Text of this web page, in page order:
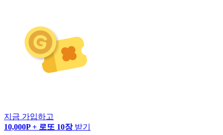
지금 가입하고
10,000P + 로또 10장 받기